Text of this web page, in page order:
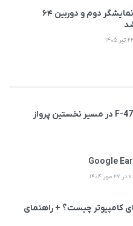
گوشی جدید ایسر با نمایشگر دوم و دوربین ۶۴
کامپیوتر چیست؟ + راهنمای